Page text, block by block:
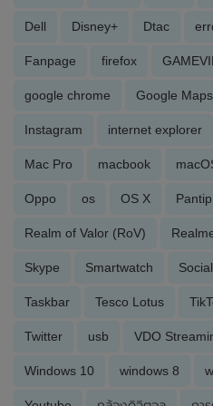
Dell Disney+ Dtac
Fanpage firefox
google chrome Google Maps
Instagram internet explorer
Mac Pro macbook
Oppo os OS X Pantip
Realm of Valor (RoV)
Skype Smartwatch
Taskbar Tesco Lotus
Twitter usb VDO
Windows 10 windows 8